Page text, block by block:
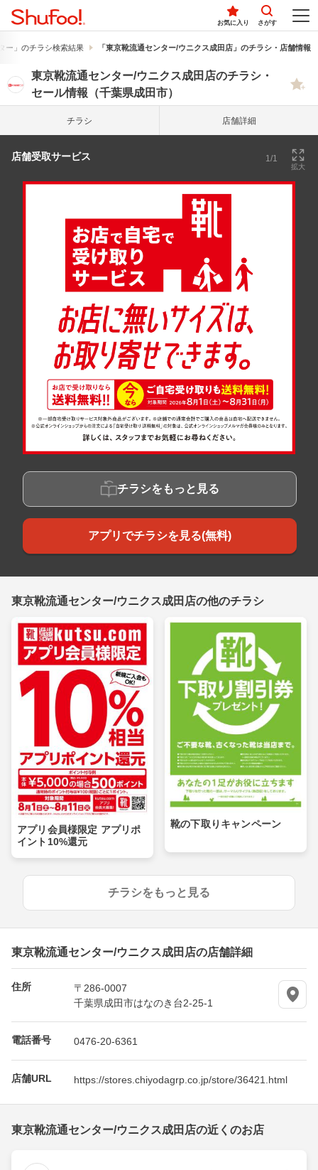
お気に入り さがす
ー」のチラシ検索結果 「東京靴流通センター/ウニクス成田店」のチラシ・店舗情報
東京靴流通センター/ウニクス成田店のチラシ・
セール情報（千葉県成田市）
チラシ 店舗詳細
店舗受取サービス 1/1
拡大
チラシをもっと見る
アプリでチラシを見る(無料)
東京靴流通センター/ウニクス成田店の他のチラシ
アプリ会員様限定 アプリポ
イント10%還元
靴の下取りキャンペーン
チラシをもっと見る
東京靴流通センター/ウニクス成田店の店舗詳細
住所
〒286-0007
千葉県成田市はなのき台2-25-1
電話番号 0476-20-6361
店舗URL https://stores.chiyodagrp.co.jp/store/36421.html
東京靴流通センター/ウニクス成田店の近くのお店